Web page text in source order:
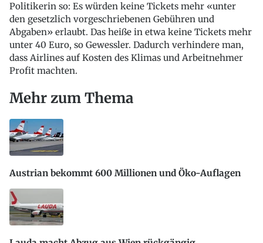
Politikerin so: Es würden keine Tickets mehr «unter
den gesetzlich vorgeschriebenen Gebühren und
Abgaben» erlaubt. Das heiße in etwa keine Tickets mehr
unter 40 Euro, so Gewessler. Dadurch verhindere man,
dass Airlines auf Kosten des Klimas und Arbeitnehmer
Profit machten.
Mehr zum Thema
Austrian bekommt 600 Millionen und Öko-Auflagen